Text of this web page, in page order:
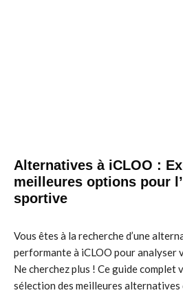
Alternatives à iCLOO :
meilleures options pour
sportive
Vous êtes à la recherche d’une
performante à iCLOO pour analyser
Ne cherchez plus ! Ce guide complet
sélection des meilleures alternatives